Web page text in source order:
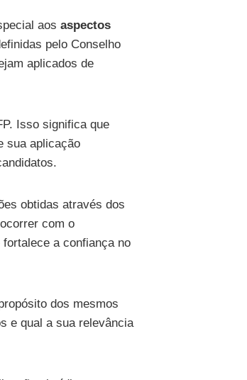
aos aspectos
pelo Conselho
aplicados de
Isso significa que
sua aplicação
obtidas através dos
com o
a confiança no
dos mesmos
e qual a sua relevância